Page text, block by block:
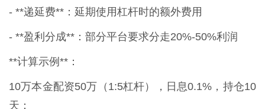
- **递延费**：延期使用杠杆时的额外费用
- **盈利分成**：部分平台要求分走20%-50%利润
**计算示例**：
10万本金配资50万（1:5杠杆），日息0.1%，持仓10
天：